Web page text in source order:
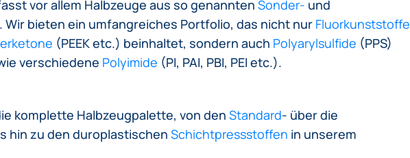
vor allem Halbzeuge aus so genannten Sonder- und
. Wir bieten ein umfangreiches Portfolio, das nicht nur Fluorkunststoffe
(PEEK etc.) beinhaltet, sondern auch Polyarylsulfide (PPS)
verschiedene Polyimide (PI, PAI, PBI, PEI etc.).
komplette Halbzeugpalette, von den Standard- über die
hin zu den duroplastischen Schichtpressstoffen in unserem